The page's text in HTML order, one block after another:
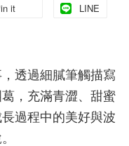
it LINE
透過細膩筆觸描寫
，充滿青澀、甜蜜
過程中的美好與波